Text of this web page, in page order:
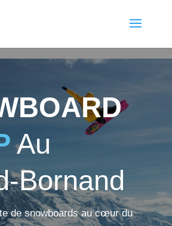
Au
Bornand
de snowboards au cœur du